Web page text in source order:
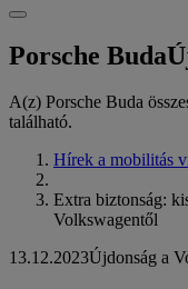
Porsche Buda
A(z) Porsche Buda
található.
Hírek a mobilitás
Extra biztonság:
Volkswagentől
13.12.2023Újdonság a